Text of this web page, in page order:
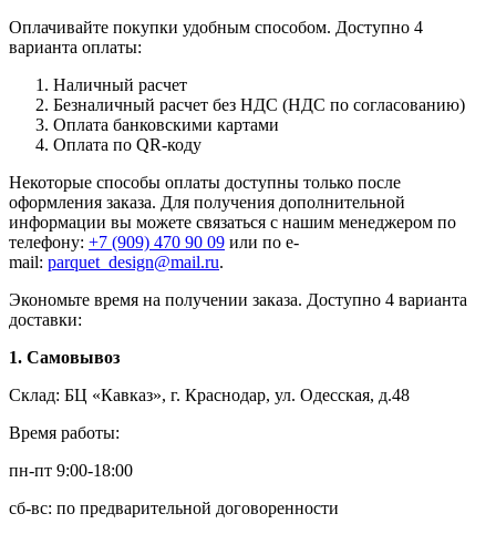
Оплачивайте покупки удобным способом. Доступно 4
варианта оплаты:
Наличный расчет
Безналичный расчет без НДС (НДС по согласованию)
Оплата банковскими картами
Оплата по QR-коду
Некоторые способы оплаты доступны только после
оформления заказа. Для получения дополнительной
информации вы можете связаться с нашим менеджером по
телефону: +7 (909) 470 90 09 или по e-
mail: parquet_design@mail.ru.
Экономьте время на получении заказа. Доступно 4 варианта
доставки:
1. Самовывоз
Склад: БЦ «Кавказ», г. Краснодар, ул. Одесская, д.48
Время работы:
пн-пт 9:00-18:00
сб-вс: по предварительной договоренности